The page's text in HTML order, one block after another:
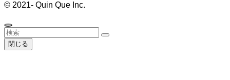
© 2021- Quin Que Inc.
閉じる